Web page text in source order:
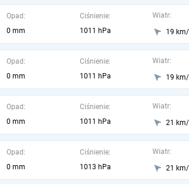
Opad:
0 mm
Ciśnienie:
1011 hPa
Wiatr:
19
Opad:
0 mm
Ciśnienie:
1011 hPa
Wiatr:
19
Opad:
0 mm
Ciśnienie:
1011 hPa
Wiatr:
21
Opad:
0 mm
Ciśnienie:
1013 hPa
Wiatr:
21